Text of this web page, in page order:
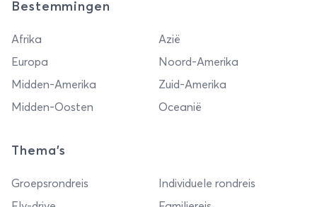
Bestemmingen
Afrika
Azië
Europa
Noord-Amerika
Midden-Amerika
Zuid-Amerika
Midden-Oosten
Oceanië
Thema's
Groepsrondreis
Individuele rondreis